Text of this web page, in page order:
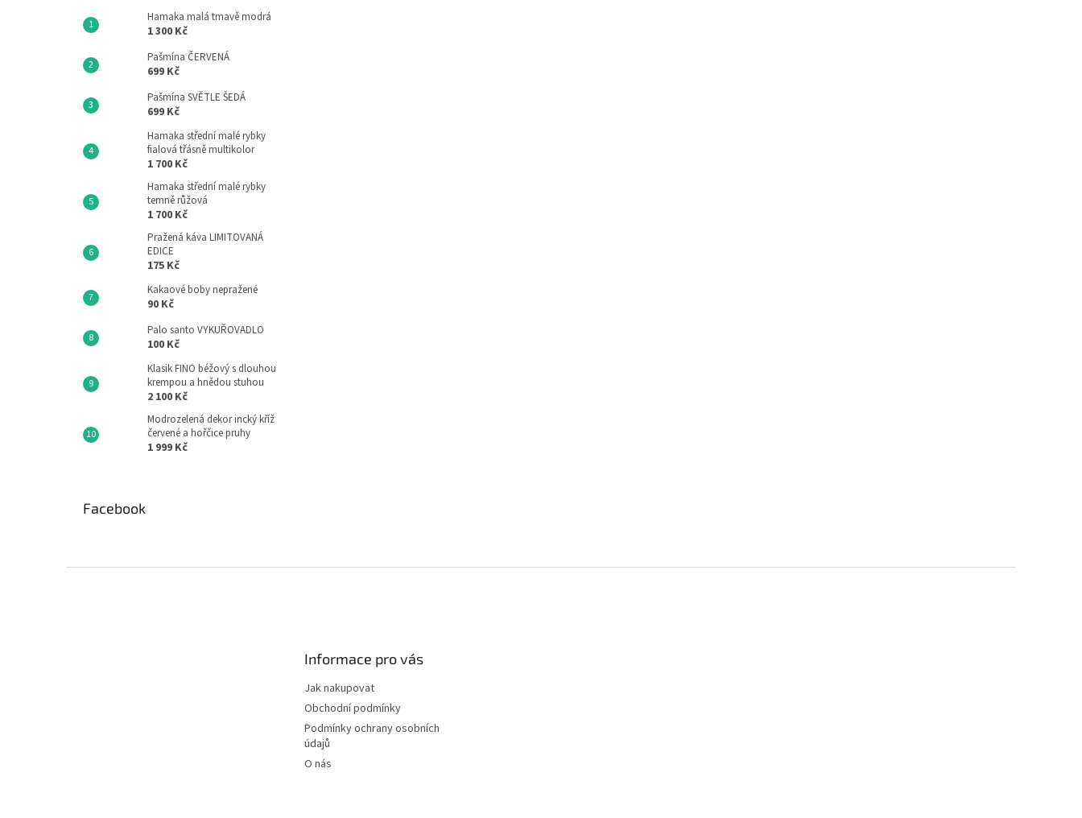
Hamaka malá tmavě modrá
1 300 Kč
Pašmína ČERVENÁ
699 Kč
Pašmína SVĚTLE ŠEDÁ
699 Kč
Hamaka střední malé rybky
fialová třásně multikolor
1 700 Kč
Hamaka střední malé rybky
temně růžová
1 700 Kč
Pražená káva LIMITOVANÁ
EDICE
175 Kč
Kakaové boby nepražené
90 Kč
Palo santo VYKUŘOVADLO
100 Kč
Klasik FINO béžový s dlouhou
krempou a hnědou stuhou
2 100 Kč
Modrozelená dekor incký kříž
červené a hořčice pruhy
1 999 Kč
Facebook
Informace pro vás
Jak nakupovat
Obchodní podmínky
Podmínky ochrany osobních
údajů
O nás